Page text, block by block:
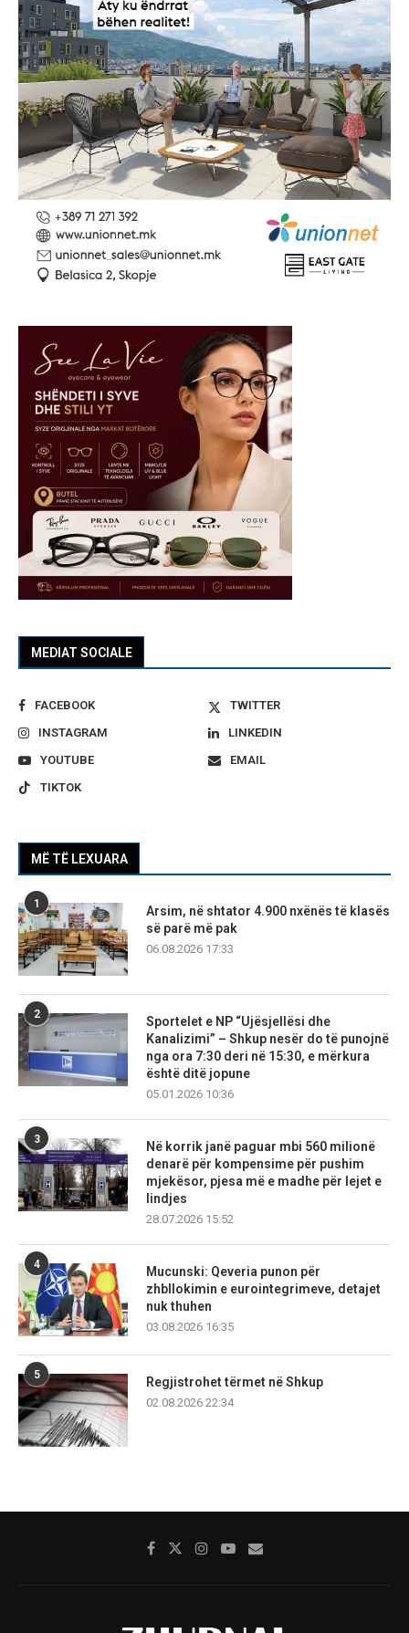
MEDIAT SOCIALE
FACEBOOK
TWITTER
INSTAGRAM
LINKEDIN
YOUTUBE
EMAIL
TIKTOK
MË TË LEXUARA
1
Arsim, në shtator 4.900 nxënës të klasës
së parë më pak
06.08.2026 17:33
2
Sportelet e NP “Ujësjellësi dhe
Kanalizimi” – Shkup nesër do të punojnë
nga ora 7:30 deri në 15:30, e mërkura
është ditë jopune
05.01.2026 10:36
3
Në korrik janë paguar mbi 560 milionë
denarë për kompensime për pushim
mjekësor, pjesa më e madhe për lejet e
lindjes
28.07.2026 15:52
4
Mucunski: Qeveria punon për
zhbllokimin e eurointegrimeve, detajet
nuk thuhen
03.08.2026 16:35
5
Regjistrohet tërmet në Shkup
02.08.2026 22:34